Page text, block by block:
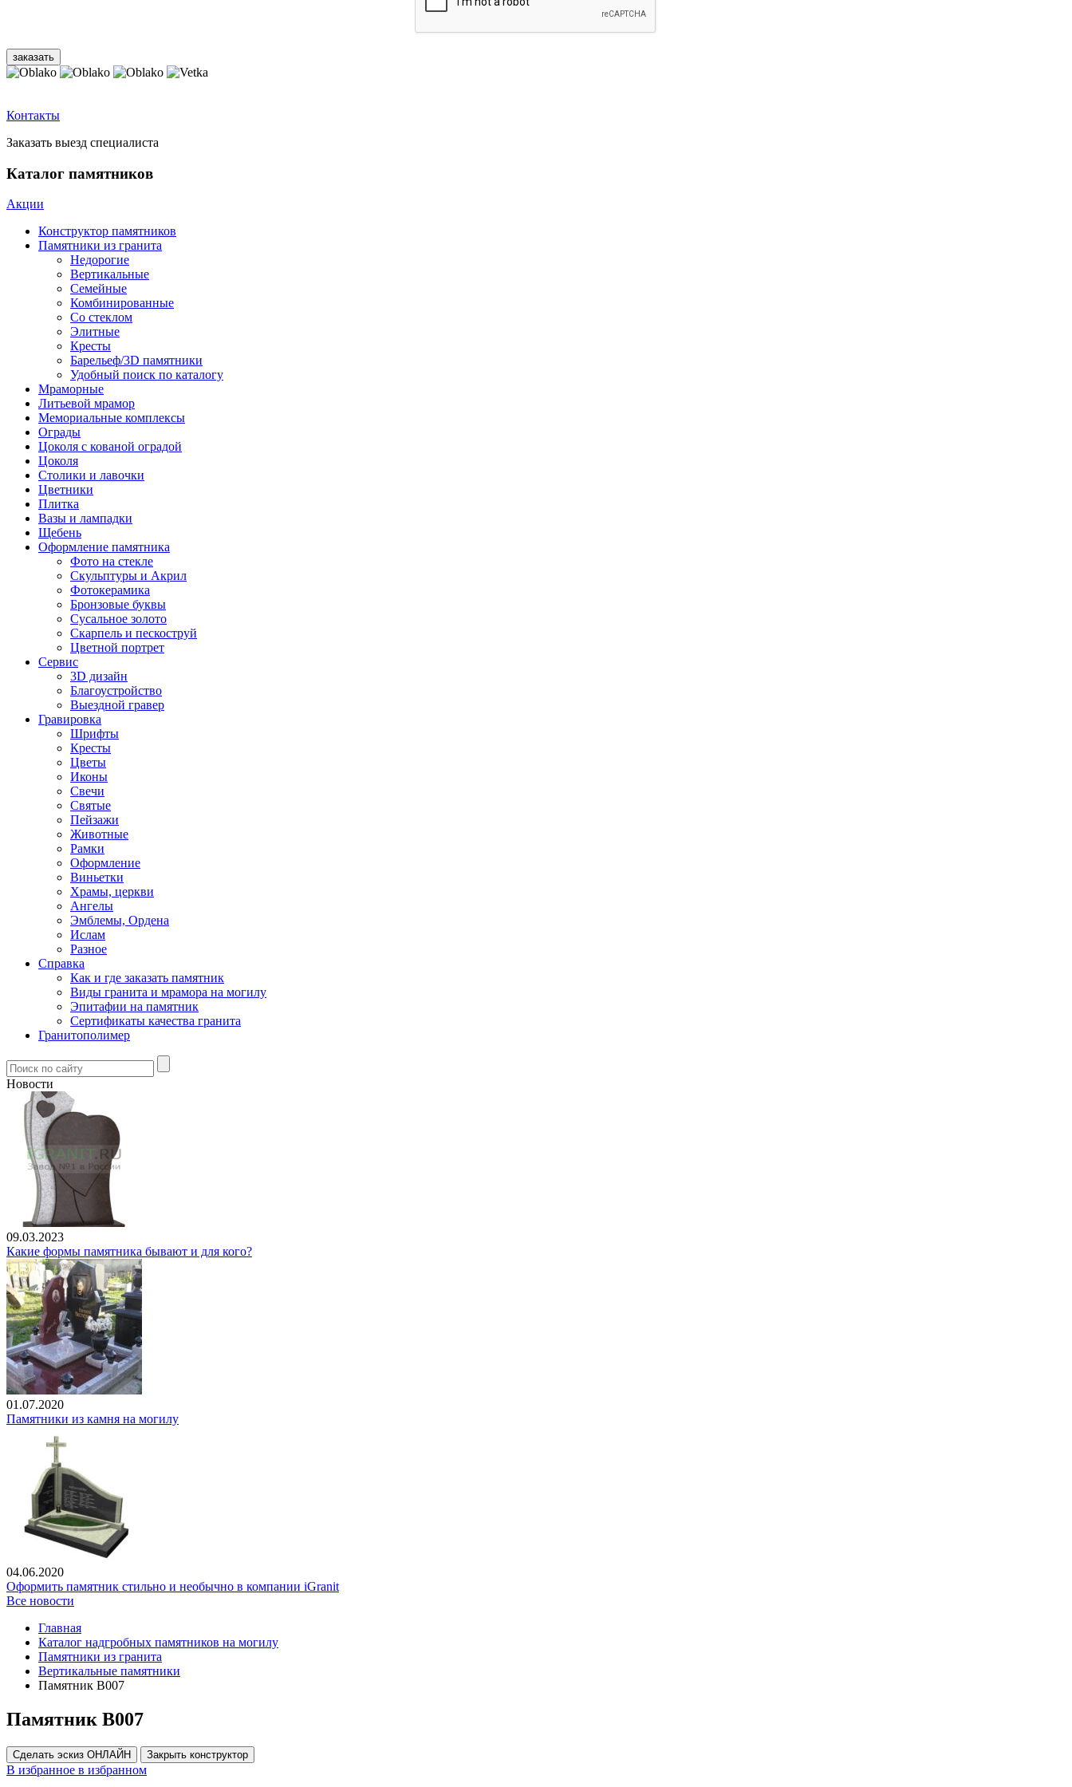
Контакты
Заказать выезд специалиста
Каталог памятников
Акции
Конструктор памятников
Памятники из гранита
Недорогие
Вертикальные
Семейные
Комбинированные
Со стеклом
Элитные
Кресты
Барельеф/3D памятники
Удобный поиск по каталогу
Мраморные
Литьевой мрамор
Мемориальные комплексы
Ограды
Цоколя с кованой оградой
Цоколя
Столики и лавочки
Цветники
Плитка
Вазы и лампадки
Щебень
Оформление памятника
Фото на стекле
Скульптуры и Акрил
Фотокерамика
Бронзовые буквы
Сусальное золото
Скарпель и пескоструй
Цветной портрет
Сервис
3D дизайн
Благоустройство
Выездной гравер
Гравировка
Шрифты
Кресты
Цветы
Иконы
Свечи
Святые
Пейзажи
Животные
Рамки
Оформление
Виньетки
Храмы, церкви
Ангелы
Эмблемы, Ордена
Ислам
Разное
Справка
Как и где заказать памятник
Виды гранита и мрамора на могилу
Эпитафии на памятник
Сертификаты качества гранита
Гранитополимер
Новости
09.03.2023
Какие формы памятника бывают и для кого?
01.07.2020
Памятники из камня на могилу
04.06.2020
Оформить памятник стильно и необычно в компании iGranit
Все новости
Главная
Каталог надгробных памятников на могилу
Памятники из гранита
Вертикальные памятники
Памятник В007
Памятник В007
Сделать эскиз ОНЛАЙН Закрыть конструктор
В избранное в избранном